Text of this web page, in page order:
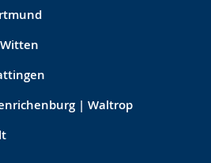
| Waltrop